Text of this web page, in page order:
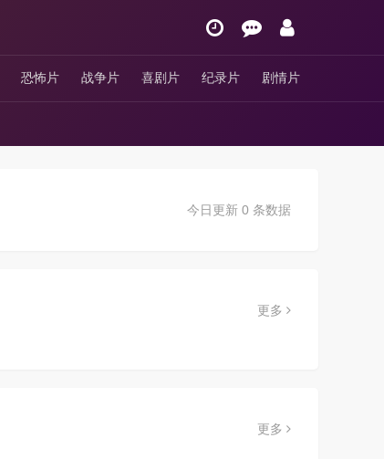
恐怖片 战争片 喜剧片 纪录片 剧情片
今日更新 0 条数据
更多
更多